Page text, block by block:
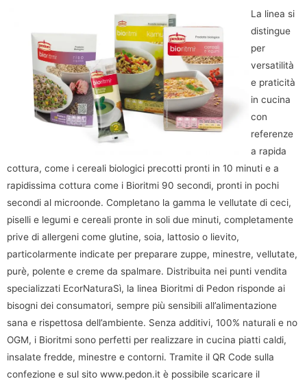
La linea si
distingue
per
versatilità
e praticità
in cucina
con
referenze
a rapida
cottura, come i cereali biologici precotti pronti in 10 minuti e a
rapidissima cottura come i Bioritmi 90 secondi, pronti in pochi
secondi al microonde. Completano la gamma le vellutate di ceci,
piselli e legumi e cereali pronte in soli due minuti, completamente
prive di allergeni come glutine, soia, lattosio o lievito,
particolarmente indicate per preparare zuppe, minestre, vellutate,
purè, polente e creme da spalmare. Distribuita nei punti vendita
specializzati EcorNaturaSì, la linea Bioritmi di Pedon risponde ai
bisogni dei consumatori, sempre più sensibili all’alimentazione
sana e rispettosa dell’ambiente. Senza additivi, 100% naturali e no
OGM, i Bioritmi sono perfetti per realizzare in cucina piatti caldi,
insalate fredde, minestre e contorni. Tramite il QR Code sulla
confezione e sul sito www.pedon.it è possibile scaricare il